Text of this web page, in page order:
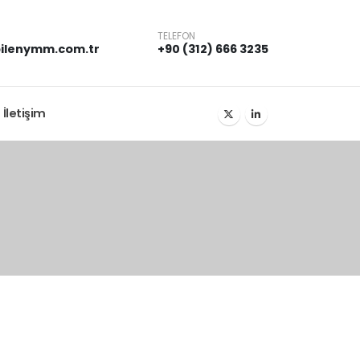
TELEFON
+90 (312) 666 3235
İletişim